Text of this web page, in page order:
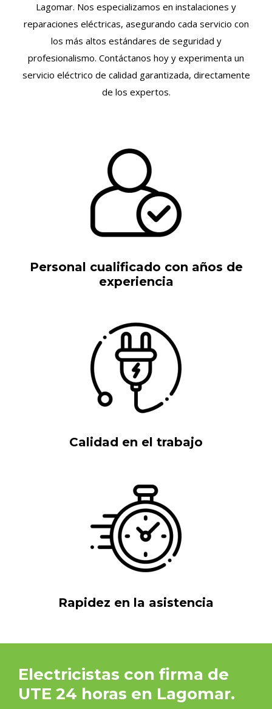
Lagomar. Nos especializamos en instalaciones y
reparaciones eléctricas, asegurando cada servicio con
los más altos estándares de seguridad y
profesionalismo. Contáctanos hoy y experimenta un
servicio eléctrico de calidad garantizada, directamente
de los expertos.
Personal cualificado con años de
experiencia
Calidad en el trabajo
Rapidez en la asistencia
Electricistas con firma de
UTE 24 horas en Lagomar.